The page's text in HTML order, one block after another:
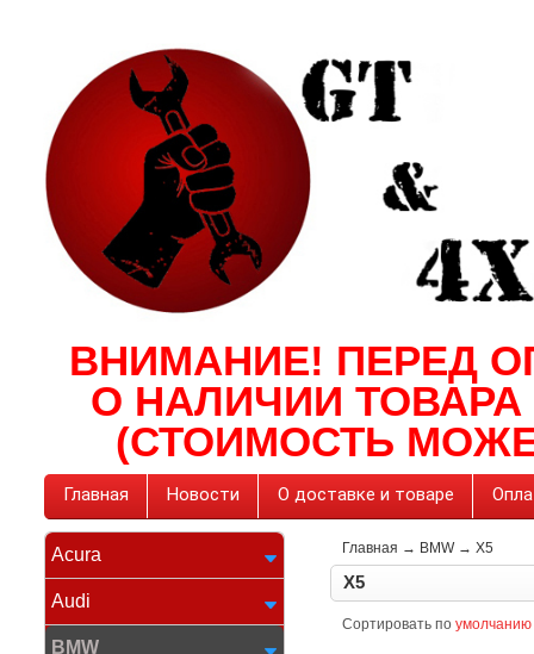
ВНИМАНИЕ! ПЕРЕД
О НАЛИЧИИ
(СТОИМОСТЬ
Главная Новости О доставке и товаре
Acura
Audi
BMW
Главная → BMW→ X5
X5
Сортировать по умолчанию